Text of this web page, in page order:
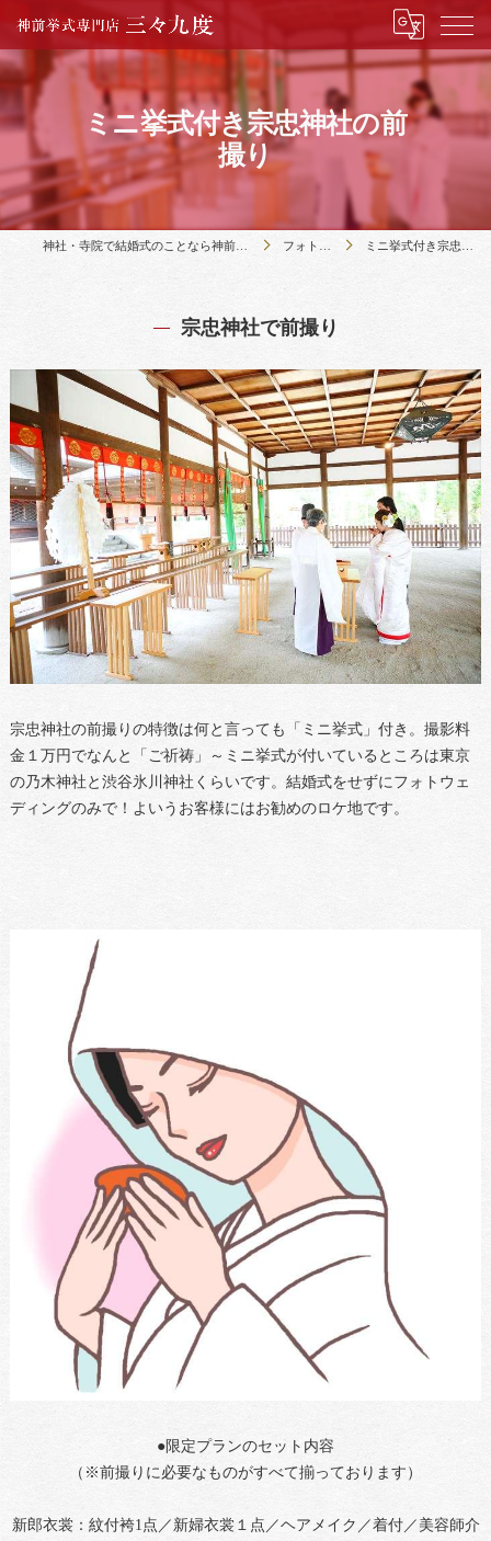
ミニ挙式付き宗忠神社の前
撮り
神社・寺院で結婚式のことなら神前挙式専門店三々九度 フォトプラン ミニ挙式付き宗忠神社の前撮り
宗忠神社で前撮り
宗忠神社の前撮りの特徴は何と言っても「ミニ挙式」付き。撮影料
金１万円でなんと「ご祈祷」～ミニ挙式が付いているところは東京
の乃木神社と渋谷氷川神社くらいです。結婚式をせずにフォトウェ
ディングのみで！よいうお客様にはお勧めのロケ地です。
●限定プランのセット内容
（※前撮りに必要なものがすべて揃っております）
新郎衣裳：紋付袴1点／新婦衣裳１点／ヘアメイク／着付／美容師介